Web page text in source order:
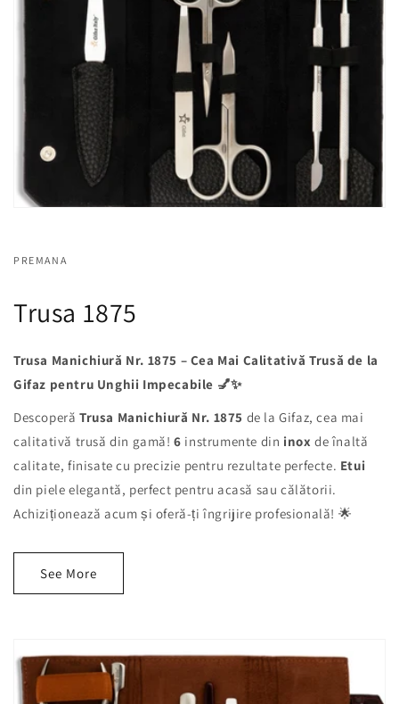
PREMANA
Trusa 1875
Trusa Manichiură Nr. 1875 – Cea Mai Calitativă Trusă de la
Gifaz pentru Unghii Impecabile 💅✨
Descoperă Trusa Manichiură Nr. 1875 de la Gifaz, cea mai
calitativă trusă din gamă!6 instrumente din inoxde înaltă
calitate, finisate cu precizie pentru rezultate perfecte. Etui
din piele elegantă, perfect pentru acasă sau călătorii.
Achiziționează acum și oferă-ți îngrijire profesională! 🌟
See More